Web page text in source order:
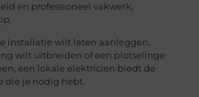
en professioneel vakwerk,
installatie wilt laten aanleggen,
wilt uitbreiden of een plotselinge
een lokale elektricien biedt de
die je nodig hebt.